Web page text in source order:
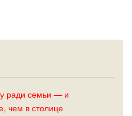
ради семьи — и
чем в столице